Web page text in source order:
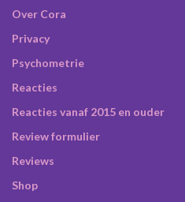
Over Cora
Privacy
Psychometrie
Reacties
Reacties vanaf 2015 en ouder
Review formulier
Reviews
Shop